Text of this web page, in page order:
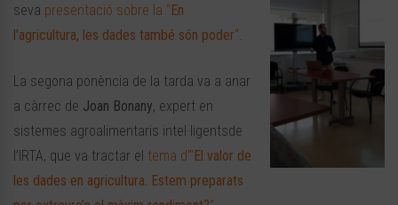
seva presentació sobre la “En
l’agricultura, les dades també són poder“.
La segona ponència de la tarda va a anar
a càrrec de Joan Bonany, expert en
sistemes agroalimentaris intel·ligentsde
l’IRTA, que va tractar el tema d’“El valor de
les dades en agricultura. Estem preparats